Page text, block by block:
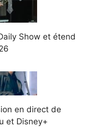
Show et étend
en direct de
et Disney+